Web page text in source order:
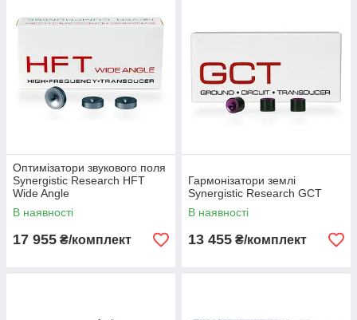
Оптимізатори звукового поля
Synergistic Research HFT
Wide Angle
В наявності
17 955 ₴/комплект
Гармонізатори землі
Synergistic Research GCT
В наявності
13 455 ₴/комплект